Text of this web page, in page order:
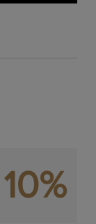
10%